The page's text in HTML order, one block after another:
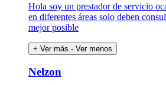
Hola soy un prestador de servicio
en diferentes áreas solo deben
mejor posible
+ Ver más - Ver menos
Nelzon